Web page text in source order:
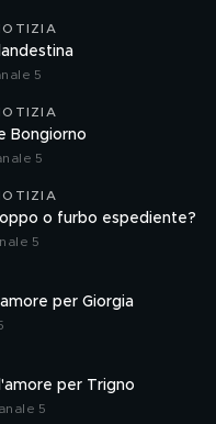
5
Bongiorno
5
o furbo espediente?
5
per Giorgia
per Trigno
5